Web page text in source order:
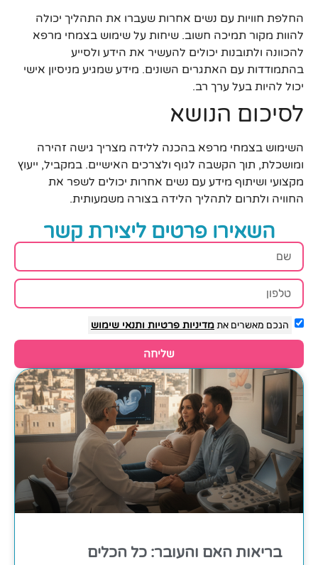
החלפת חוויות עם נשים אחרות שעברו את התהליך יכולה
להוות מקור תמיכה חשוב. שיחות על שימוש בצמחי מרפא
להכוונה ולתובנות יכולים להעשיר את הידע ולסייע
בהתמודדות עם האתגרים השונים. מידע שמגיע מניסיון אישי
יכול להיות בעל ערך רב.
לסיכום הנושא
השימוש בצמחי מרפא בהכנה ללידה מצריך גישה זהירה
ומושכלת, תוך הקשבה לגוף ולצרכים האישיים. במקביל, ייעוץ
מקצועי ושיתוף מידע עם נשים אחרות יכולים לשפר את
החוויה ולתרום לתהליך הלידה בצורה משמעותית.
השאירו פרטים ליצירת קשר
הנכם מאשרים אתמדיניות פרטיות ותנאי שימוש
שליחה
בריאות האם והעובר: כל הכלים